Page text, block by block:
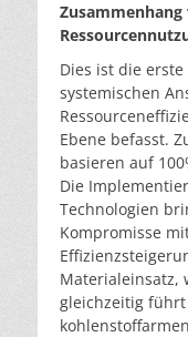
Dies ist die
systemischen
Ebene befasst.
basieren auf
Die
Technologien
Kompromisse
Materialeinsatz,
gleichzeitig